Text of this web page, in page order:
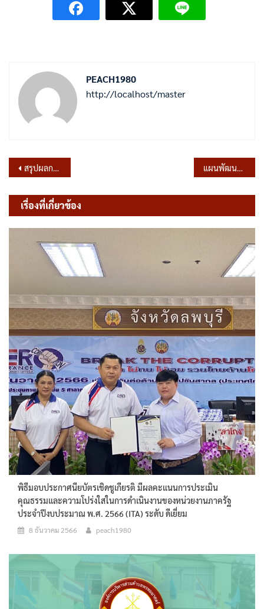
PEACH1980
http://localhost/master
แนะแนว
เรื่อง
สรุปผลการดำเนินการจัดซื้อจัดจ้างในรอบเดือน กุมภาพันธ์ 2566 แผนพัฒนาท้องถิ่น (พ.ศ.2566-2570) เปลี่ยนแปลง ครั้งที่ 1/2566
เรื่องที่เกี่ยวข้อง
พิธีมอบประกาศนียบัตรเชิดชูเกียรติ มีผลคะแนนการประเมิน
คุณธรรมและความโปร่งใสในการดำเนินงานของหน่วยงานภาครัฐ
ประจำปีงบประมาณ พ.ศ. 2566 (ITA) ระดับ ดีเยี่ยม
8 ธันวาคม 2566 peach1980